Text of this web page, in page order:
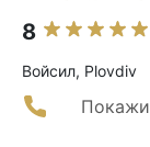
8
Войсил, Plovdiv